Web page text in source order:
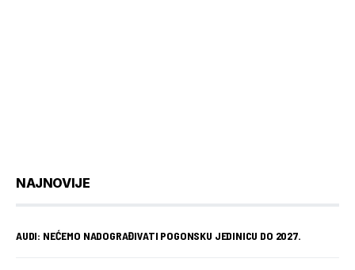
NAJNOVIJE
AUDI: NEĆEMO NADOGRAĐIVATI POGONSKU JEDINICU DO 2027.